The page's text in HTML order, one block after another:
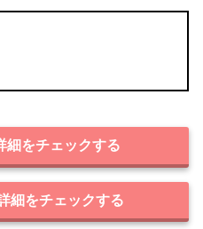
をチェックする
をチェックする